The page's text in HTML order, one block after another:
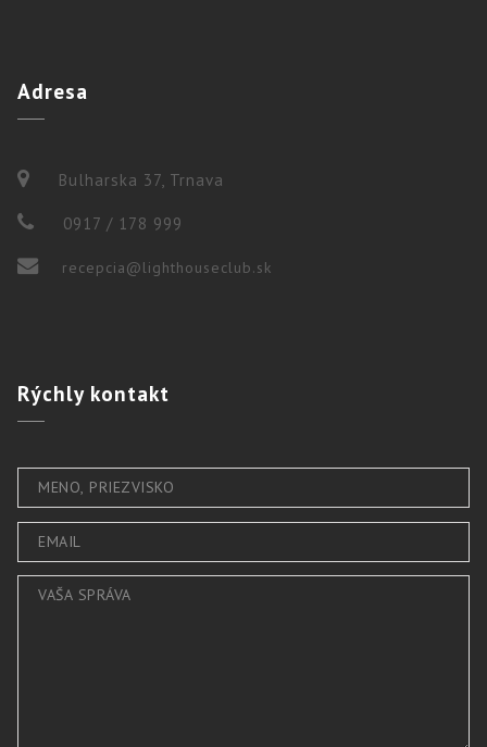
Adresa
Bulharska 37, Trnava
0917 / 178 999
recepcia@lighthouseclub.sk
Rýchlykontakt